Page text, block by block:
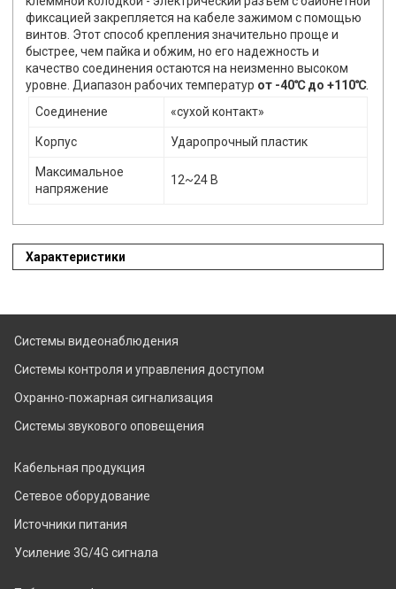
фиксацией закрепляется на кабеле зажимом с помощью
винтов. Этот способ крепления значительно проще и
быстрее, чем пайка и обжим, но его надежность и
качество соединения остаются на неизменно высоком
уровне. Диапазон рабочих температур от -40℃ до +110℃.
Соединение
«сухой контакт»
Корпус Ударопрочный пластик
Максимальное
напряжение
12~24 В
Характеристики
Системы видеонаблюдения
Системы контроля и управления доступом
Охранно-пожарная сигнализация
Системы звукового оповещения
Кабельная продукция
Сетевое оборудование
Источники питания
Усиление 3G/4G сигнала